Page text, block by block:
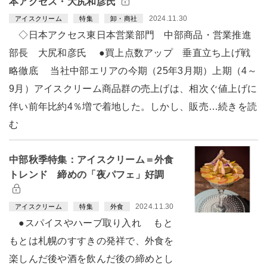
アイスクリーム 特集 卸・商社 2024.11.30
◇日本アクセス東日本営業部門 中部商品・営業推進
部長 大尻和彦氏 ●買上点数アップ 垂直立ち上げ戦
略徹底 当社中部エリアの今期（25年3月期）上期（4～
9月）アイスクリーム商品群の売上げは、相次ぐ値上げに
伴い前年比約4％増で着地した。しかし、販売…続きを読
む
中部秋季特集：アイスクリーム＝外食
トレンド 締めの「夜パフェ」好調
アイスクリーム 特集 外食 2024.11.30
●スパイスやハーブ取り入れ もと
もとは札幌のすすきの発祥で、外食を
楽しんだ後や酒を飲んだ後の締めとし